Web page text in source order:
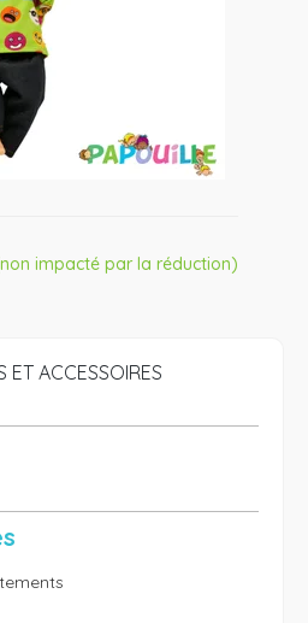
impacté par la réduction)
ET ACCESSOIRES